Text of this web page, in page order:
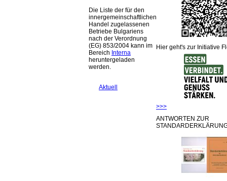
Die Liste der für den
innergemeinschaftlichen
Handel zugelassenen
Betriebe Bulgariens
nach der Verordnung
(EG) 853/2004 kann im
Bereich Interna
heruntergeladen
werden.
Aktuell
Hier geht's zur Initiative
>>>
ANTWORTEN ZUR